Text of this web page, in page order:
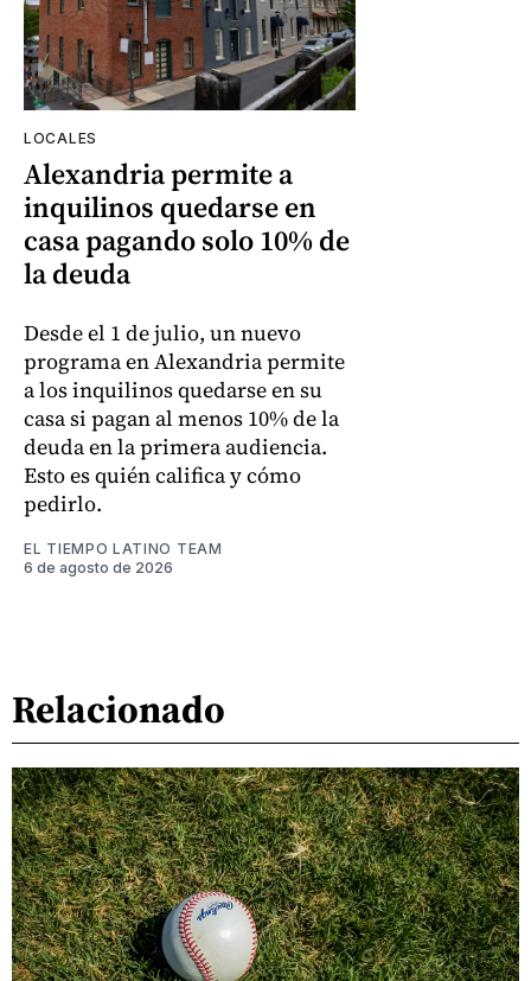
LOCALES
Alexandria permite a
inquilinos quedarse en
casa pagando solo 10% de
la deuda
Desde el 1 de julio, un nuevo
programa en Alexandria permite
a los inquilinos quedarse en su
casa si pagan al menos 10% de la
deuda en la primera audiencia.
Esto es quién califica y cómo
pedirlo.
EL TIEMPO LATINO TEAM
6 de agosto de 2026
Relacionado